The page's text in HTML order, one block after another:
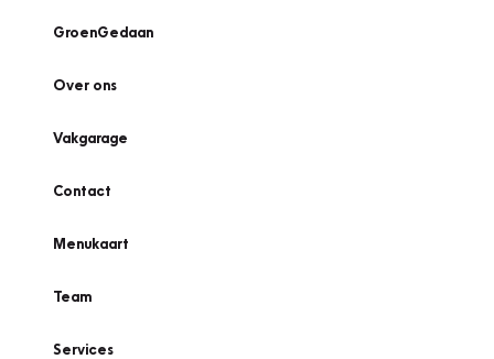
GroenGedaan
Over ons
Vakgarage
Contact
Menukaart
Team
Services